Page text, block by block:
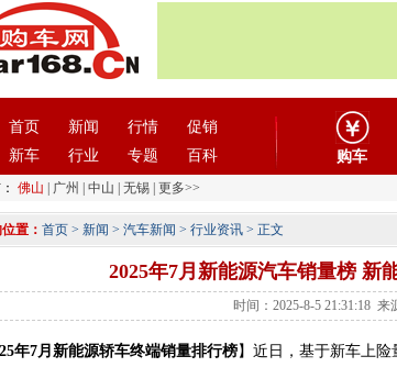
首页 新闻 行情
促销
新车
行业 专题 百科 购车
佛山 广州 中山 无锡 更多>>
置： 首页 > 新闻 > 汽车新闻 > 行业资讯 > 正文
2025年7月新能源汽车销量榜 新
时间：2025-8-5 21:31:18 来
年7月新能源轿车终端销量排行榜】近日，基于新车上